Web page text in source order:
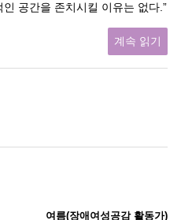
공간을 존치시킬 이유는 없다.”
계속 읽기
여름(장애여성공감 활동가)